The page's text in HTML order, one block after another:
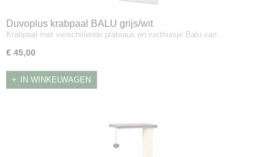
Duvoplus krabpaal BALU grijs/wit
Krabpaal met verschillende plateaus en rusthuisje Balu van…
€ 45,00
IN WINKELWAGEN